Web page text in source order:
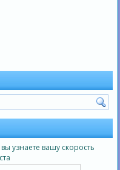
узнаете вашу скорость